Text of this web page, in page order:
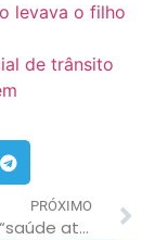
levava o filho
de trânsito
PRÓXIMO
programa “saúde até você” já abriu cerca de 60 procesos para cirurgias de laqueadura e vasectomia